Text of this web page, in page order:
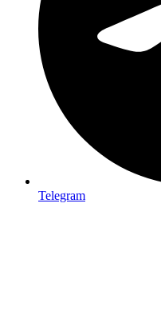
Telegram